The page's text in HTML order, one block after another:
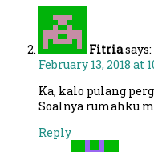
Fitriasays:
February 13, 2018 at
Ka, kalo pulang
Soalnya rumahku
Reply